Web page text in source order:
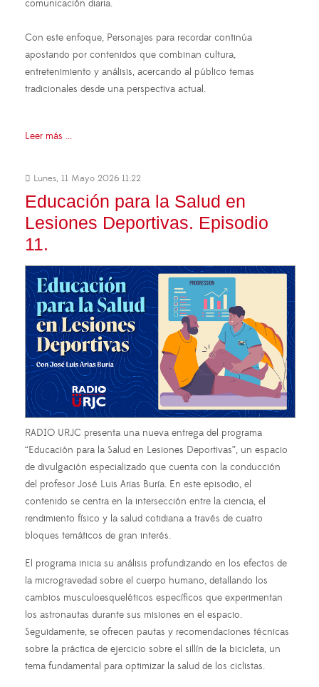
comunicación diaria.
Con este enfoque, Personajes para recordar continúa
apostando por contenidos que combinan cultura,
entretenimiento y análisis, acercando al público temas
tradicionales desde una perspectiva actual.
Leer más ...
Lunes, 11 Mayo 2026 11:22
Educación para la Salud en
Lesiones Deportivas. Episodio
11.
RADIO URJC presenta una nueva entrega del programa
“Educación para la Salud en Lesiones Deportivas”, un espacio
de divulgación especializado que cuenta con la conducción
del profesor José Luis Arias Buría. En este episodio, el
contenido se centra en la intersección entre la ciencia, el
rendimiento físico y la salud cotidiana a través de cuatro
bloques temáticos de gran interés.
El programa inicia su análisis profundizando en los efectos de
la microgravedad sobre el cuerpo humano, detallando los
cambios musculoesqueléticos específicos que experimentan
los astronautas durante sus misiones en el espacio.
Seguidamente, se ofrecen pautas y recomendaciones técnicas
sobre la práctica de ejercicio sobre el sillín de la bicicleta, un
tema fundamental para optimizar la salud de los ciclistas.